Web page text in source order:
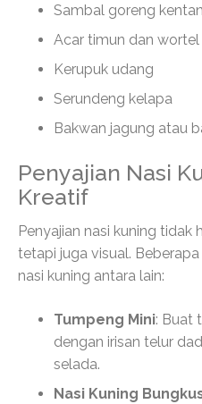
Sambal goreng
Acar timun dan wortel
Kerupuk udang
Serundeng kelapa
Bakwan jagung atau
Penyajian Nasi
Kreatif
Penyajian nasi kuning tidak
tetapi juga visual.
nasi kuning antara lain:
Tumpeng Mini: Buat
dengan irisan telur
selada.
Nasi Kuning